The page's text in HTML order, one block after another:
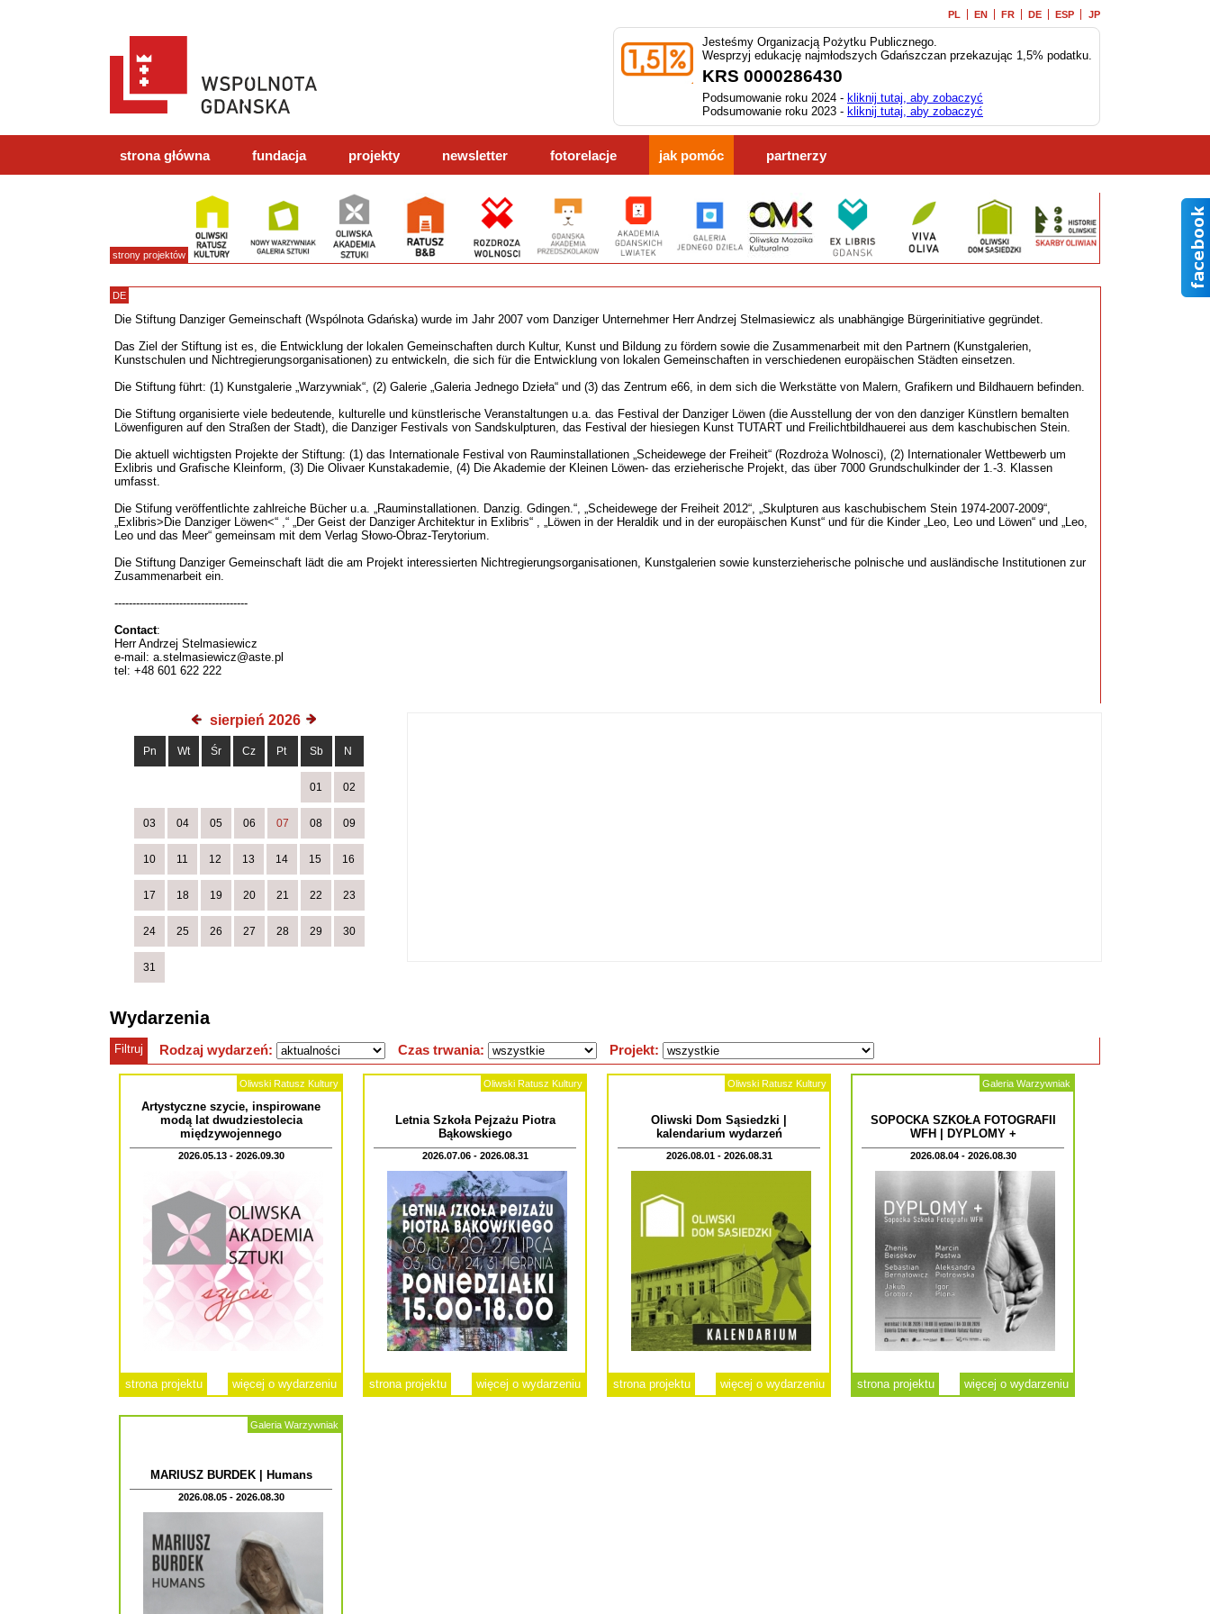
PL EN FR DE ESP JP
Jesteśmy Organizacją Pożytku Publicznego.
Wesprzyj edukację najmłodszych Gdańszczan przekazując 1,5% podatku.
KRS 0000286430
Podsumowanie roku 2024 - kliknij tutaj, aby zobaczyć
Podsumowanie roku 2023 - kliknij tutaj, aby zobaczyć
strona główna fundacja projekty newsletter fotorelacje jak pomóc partnerzy
strony projektów
DE
Die Stiftung Danziger Gemeinschaft (Wspólnota Gdańska) wurde im Jahr 2007 vom Danziger Unternehmer Herr Andrzej Stelmasiewicz als unabhängige Bürgerinitiative gegründet.
Das Ziel der Stiftung ist es, die Entwicklung der lokalen Gemeinschaften durch Kultur, Kunst und Bildung zu fördern sowie die Zusammenarbeit mit den Partnern (Kunstgalerien,
Kunstschulen und Nichtregierungsorganisationen) zu entwickeln, die sich für die Entwicklung von lokalen Gemeinschaften in verschiedenen europäischen Städten einsetzen.
Die Stiftung führt: (1) Kunstgalerie „Warzywniak“, (2) Galerie „Galeria Jednego Dzieła“ und (3) das Zentrum e66, in dem sich die Werkstätte von Malern, Grafikern und Bildhauern befinden.
Die Stiftung organisierte viele bedeutende, kulturelle und künstlerische Veranstaltungen u.a. das Festival der Danziger Löwen (die Ausstellung der von den danziger Künstlern bemalten
Löwenfiguren auf den Straßen der Stadt), die Danziger Festivals von Sandskulpturen, das Festival der hiesiegen Kunst TUTART und Freilichtbildhauerei aus dem kaschubischen Stein.
Die aktuell wichtigsten Projekte der Stiftung: (1) das Internationale Festival von Rauminstallationen „Scheidewege der Freiheit“ (Rozdroża Wolnosci), (2) Internationaler Wettbewerb um
Exlibris und Grafische Kleinform, (3) Die Olivaer Kunstakademie, (4) Die Akademie der Kleinen Löwen- das erzieherische Projekt, das über 7000 Grundschulkinder der 1.-3. Klassen
umfasst.
Die Stifung veröffentlichte zahlreiche Bücher u.a. „Rauminstallationen. Danzig. Gdingen.“, „Scheidewege der Freiheit 2012“, „Skulpturen aus kaschubischem Stein 1974-2007-2009“,
„Exlibris>Die Danziger Löwen<“ ,“ „Der Geist der Danziger Architektur in Exlibris“ , „Löwen in der Heraldik und in der europäischen Kunst“ und für die Kinder „Leo, Leo und Löwen“ und „Leo,
Leo und das Meer“ gemeinsam mit dem Verlag Słowo-Obraz-Terytorium.
Die Stiftung Danziger Gemeinschaft lädt die am Projekt interessierten Nichtregierungsorganisationen, Kunstgalerien sowie kunsterzieherische polnische und ausländische Institutionen zur
Zusammenarbeit ein.
-------------------------------------
Contact:
Herr Andrzej Stelmasiewicz
e-mail: a.stelmasiewicz@aste.pl
tel: +48 601 622 222
sierpień 2026
Pn Wt Śr Cz Pt Sb N
01 02
03 04 05 06 07 08 09
10 11 12 13 14 15 16
17 18 19 20 21 22 23
24 25 26 27 28 29 30
31
Wydarzenia
Filtruj Rodzaj wydarzeń: Czas trwania: Projekt:
Oliwski Ratusz Kultury
Artystyczne szycie, inspirowane
modą lat dwudziestolecia
międzywojennego
2026.05.13 - 2026.09.30
strona projektu więcej o wydarzeniu
Oliwski Ratusz Kultury
Letnia Szkoła Pejzażu Piotra
Bąkowskiego
2026.07.06 - 2026.08.31
strona projektu więcej o wydarzeniu
Oliwski Ratusz Kultury
Oliwski Dom Sąsiedzki |
kalendarium wydarzeń
2026.08.01 - 2026.08.31
strona projektu więcej o wydarzeniu
Galeria Warzywniak
SOPOCKA SZKOŁA FOTOGRAFII
WFH | DYPLOMY +
2026.08.04 - 2026.08.30
strona projektu więcej o wydarzeniu
Galeria Warzywniak
MARIUSZ BURDEK | Humans
2026.08.05 - 2026.08.30